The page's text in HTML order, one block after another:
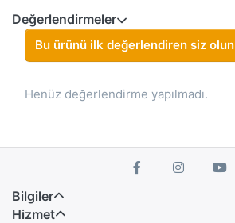
Değerlendirmeler
Bu ürünü ilk değerlendiren siz olun
Henüz değerlendirme yapılmadı.
Bilgiler
Hizmet